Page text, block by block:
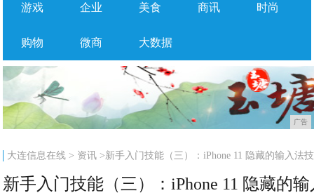
游戏 企业 美食 商讯 时尚
购物 微商 大数据
广告
大连信息在线 > 资讯 >新手入门技能（三）：iPhone 11 隐藏的输入法
新手入门技能（三）：iPhone 11 隐藏的